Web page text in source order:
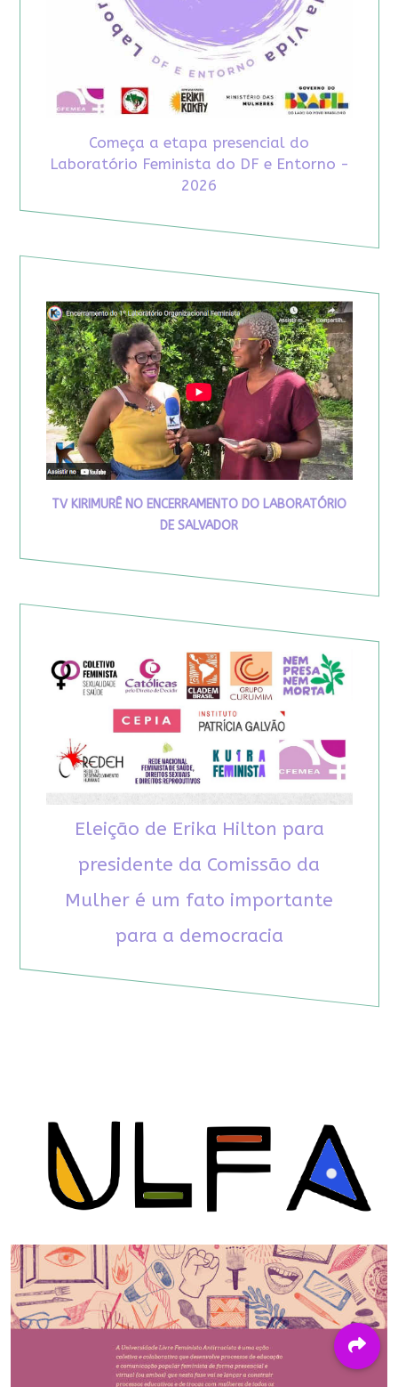
Começa a etapa presencial do
Laboratório Feminista do DF e Entorno -
2026
TV KIRIMURÊ NO ENCERRAMENTO DO LABORATÓRIO
DE SALVADOR
Eleição de Erika Hilton para
presidente da Comissão da
Mulher é um fato importante
para a democracia